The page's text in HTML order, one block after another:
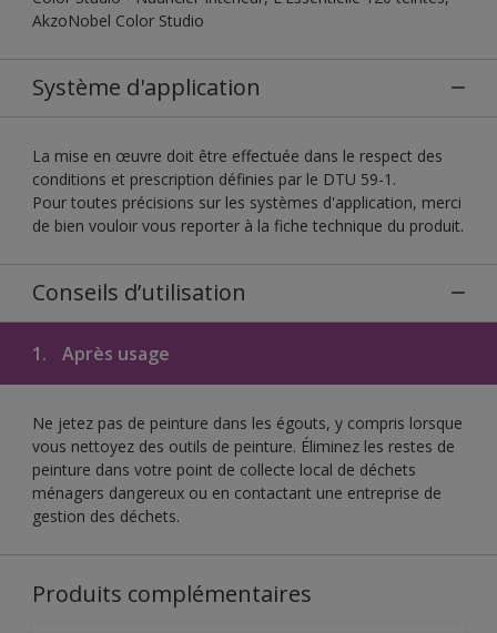
AkzoNobel Color Studio
Système d'application
La mise en œuvre doit être effectuée dans le respect des
conditions et prescription définies par le DTU 59-1.
Pour toutes précisions sur les systèmes d'application, merci
de bien vouloir vous reporter à la fiche technique du produit.
Conseils d’utilisation
1. Après usage
Ne jetez pas de peinture dans les égouts, y compris lorsque
vous nettoyez des outils de peinture. Éliminez les restes de
peinture dans votre point de collecte local de déchets
ménagers dangereux ou en contactant une entreprise de
gestion des déchets.
Produits complémentaires